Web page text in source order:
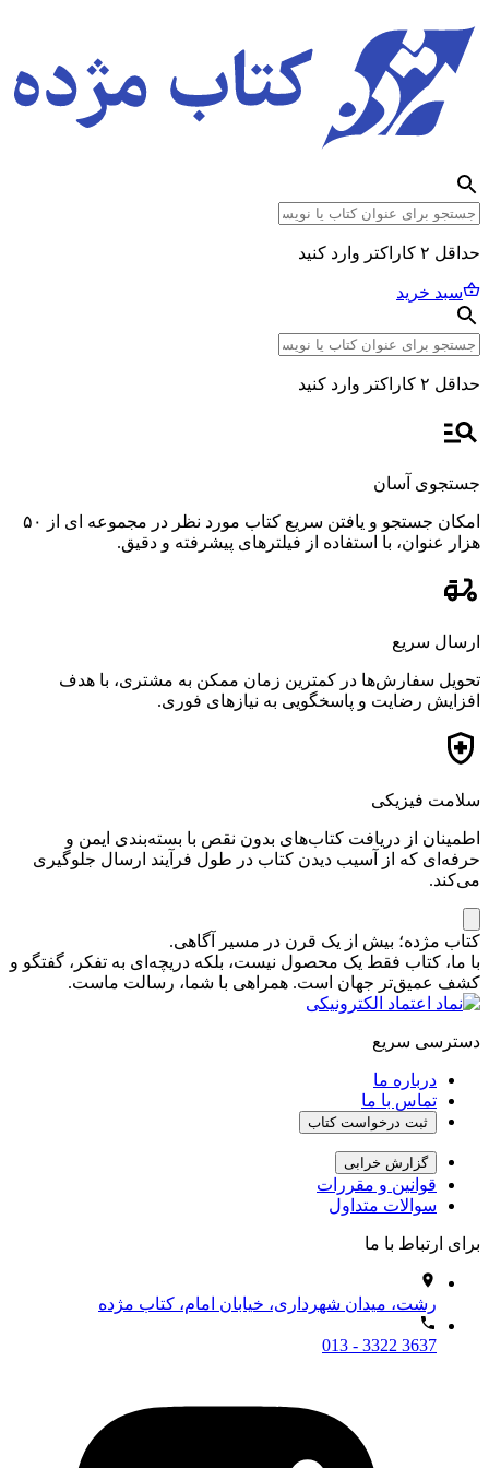
حداقل ۲ کاراکتر وارد کنید
سبد خرید
حداقل ۲ کاراکتر وارد کنید
جستجوی آسان
امکان جستجو و یافتن سریع کتاب مورد نظر در مجموعه ای از ۵۰
هزار عنوان، با استفاده از فیلترهای پیشرفته و دقیق.
ارسال سریع
تحویل سفارش‌ها در کمترین زمان ممکن به مشتری، با هدف
افزایش رضایت و پاسخگویی به نیازهای فوری.
سلامت فیزیکی
اطمینان از دریافت کتاب‌های بدون نقص با بسته‌بندی ایمن و
حرفه‌ای که از آسیب دیدن کتاب در طول فرآیند ارسال جلوگیری
می‌کند.
کتاب مژده؛ بیش از یک قرن در مسیر آگاهی.
با ما، کتاب فقط یک محصول نیست، بلکه دریچه‌ای به تفکر، گفتگو و
کشف عمیق‌تر جهان است. همراهی با شما، رسالت ماست.
دسترسی سریع
درباره ما
تماس با ما
ثبت درخواست کتاب
گزارش خرابی
قوانین و مقررات
سوالات متداول
برای ارتباط با ما
رشت، میدان شهرداری، خیابان امام، کتاب مژده
013 - 3322 3637